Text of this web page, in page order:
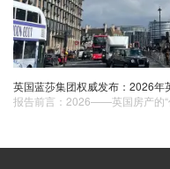
英国蓝莎集团权威发布：2026年